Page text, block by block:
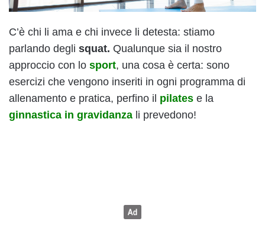
C’è chi li ama e chi invece li detesta: stiamo
parlando degli squat. Qualunque sia il nostro
approccio con lo sport, una cosa è certa: sono
esercizi che vengono inseriti in ogni programma di
allenamento e pratica, perfino il pilates e la
ginnastica in gravidanza li prevedono!